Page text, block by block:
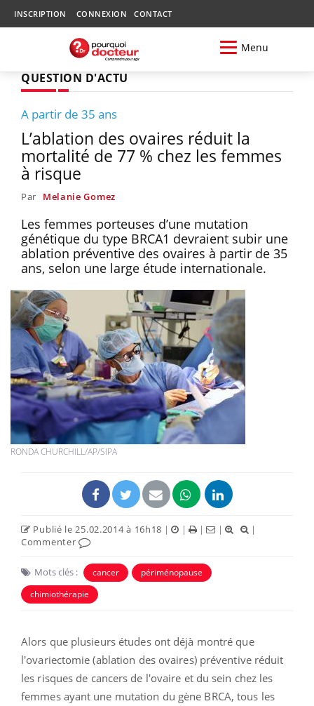
INSCRIPTION CONNEXION CONTACT
Menu
QUESTION D'ACTU
A partir de 35 ans
L’ablation des ovaires réduit la
mortalité de 77 % chez les femmes
à risque
Par Melanie Gomez
Les femmes porteuses d’une mutation
génétique du type BRCA1 devraient subir une
ablation préventive des ovaires à partir de 35
ans, selon une large étude internationale.
RONDA CHURCHILL/AP/SIPA
Publié le 25.02.2014 à 16h18 | | | |
|
Commenter
Mots clés : cancer
périménopause
chimiothérapie
Alors que plusieurs études ont déjà montré que
l'ovariectomie (ablation des ovaires) préventive réduit
les risques de cancers de l'ovaire et du sein chez les
femmes ayant une mutation du gène BRCA, tous les